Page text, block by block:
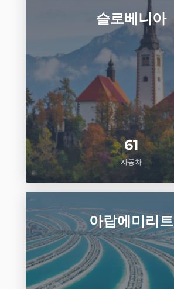
61
자동차
슬로베니아
아랍에미리트